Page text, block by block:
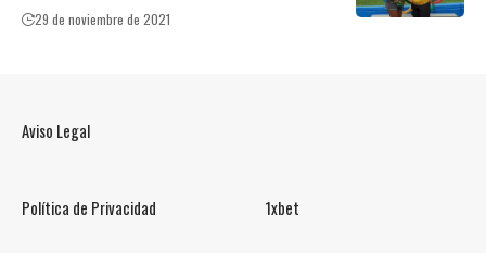
29 de noviembre de 2021
Aviso Legal
Política de Privacidad 1xbet